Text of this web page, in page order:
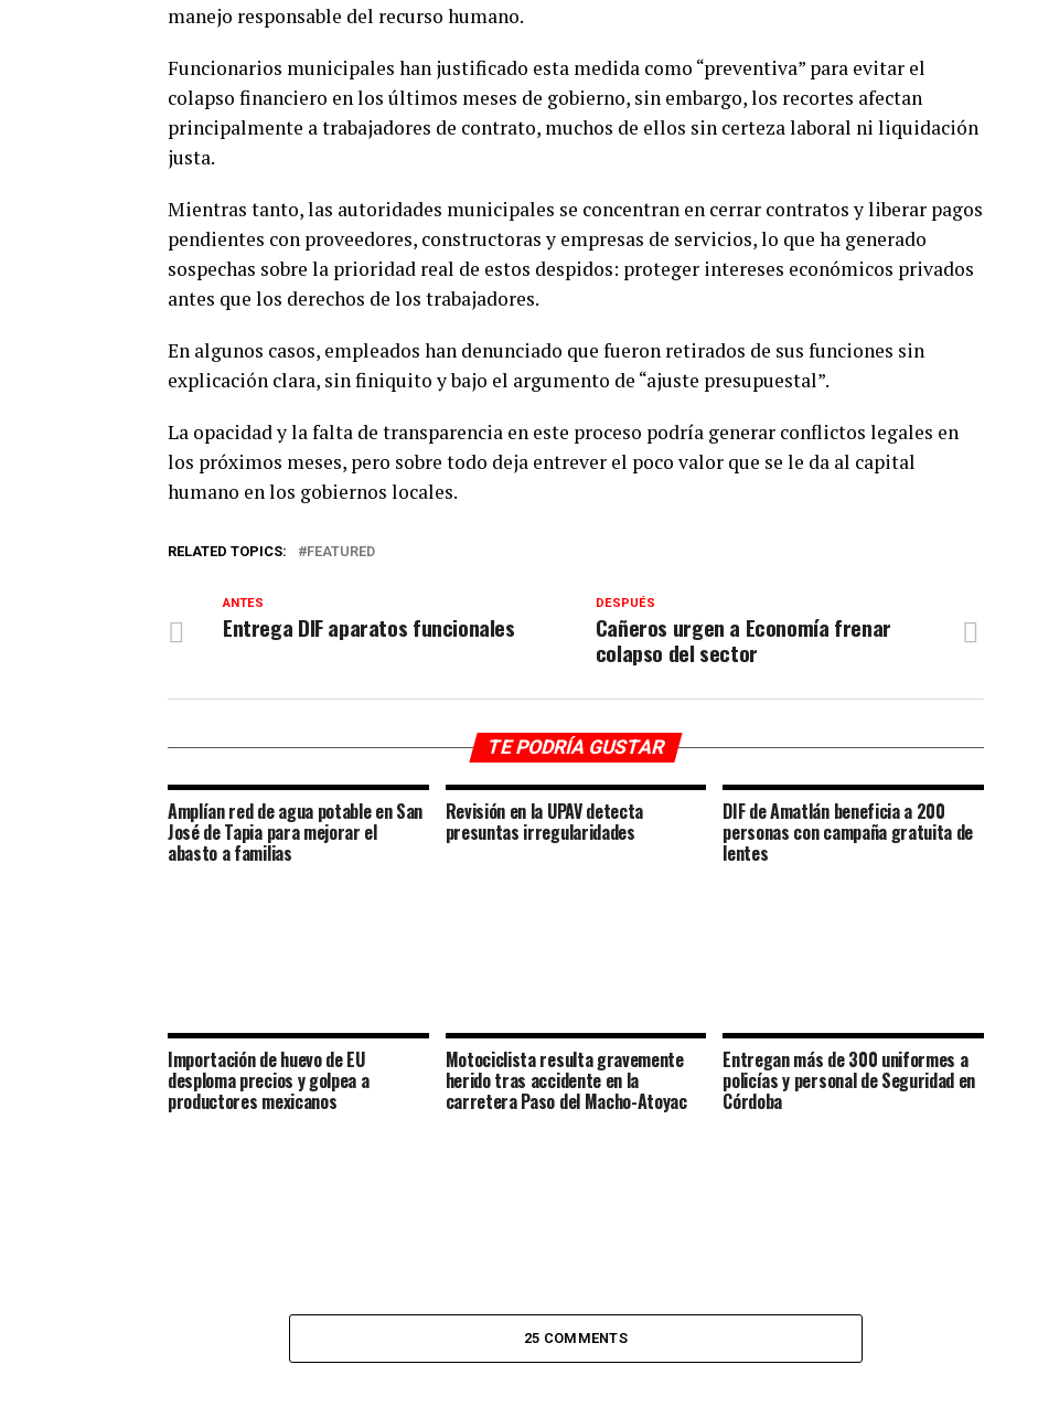
manejo responsable del recurso humano.
Funcionarios municipales han justificado esta medida como “preventiva” para evitar el
colapso financiero en los últimos meses de gobierno, sin embargo, los recortes afectan
principalmente a trabajadores de contrato, muchos de ellos sin certeza laboral ni liquidación
justa.
Mientras tanto, las autoridades municipales se concentran en cerrar contratos y liberar pagos
pendientes con proveedores, constructoras y empresas de servicios, lo que ha generado
sospechas sobre la prioridad real de estos despidos: proteger intereses económicos privados
antes que los derechos de los trabajadores.
En algunos casos, empleados han denunciado que fueron retirados de sus funciones sin
explicación clara, sin finiquito y bajo el argumento de “ajuste presupuestal”.
La opacidad y la falta de transparencia en este proceso podría generar conflictos legales en
los próximos meses, pero sobre todo deja entrever el poco valor que se le da al capital
humano en los gobiernos locales.
RELATED TOPICS: FEATURED
DESPUÉS
Cañeros urgen a Economía frenar
colapso del sector
ANTES
Entrega DIF aparatos funcionales
TE PODRÍA GUSTAR
Amplían red de agua potable en San
José de Tapia para mejorar el
abasto a familias
Revisión en la UPAV detecta
presuntas irregularidades
DIF de Amatlán beneficia a 200
personas con campaña gratuita de
lentes
Importación de huevo de EU
desploma precios y golpea a
productores mexicanos
Motociclista resulta gravemente
herido tras accidente en la
carretera Paso del Macho-Atoyac
Entregan más de 300 uniformes a
policías y personal de Seguridad en
Córdoba
25 COMMENTS